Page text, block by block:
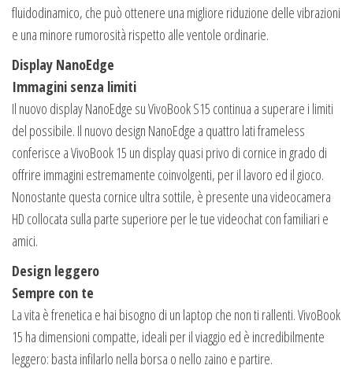
fluidodinamico, che può ottenere una migliore riduzione delle vibrazioni
e una minore rumorosità rispetto alle ventole ordinarie.
Display NanoEdge
Immagini senza limiti
Il nuovo display NanoEdge su VivoBook S15 continua a superare i limiti
del possibile. Il nuovo design NanoEdge a quattro lati frameless
conferisce a VivoBook 15 un display quasi privo di cornice in grado di
offrire immagini estremamente coinvolgenti, per il lavoro ed il gioco.
Nonostante questa cornice ultra sottile, è presente una videocamera
HD collocata sulla parte superiore per le tue videochat con familiari e
amici.
Design leggero
Sempre con te
La vita è frenetica e hai bisogno di un laptop che non ti rallenti. VivoBook
15 ha dimensioni compatte, ideali per il viaggio ed è incredibilmente
leggero: basta infilarlo nella borsa o nello zaino e partire.